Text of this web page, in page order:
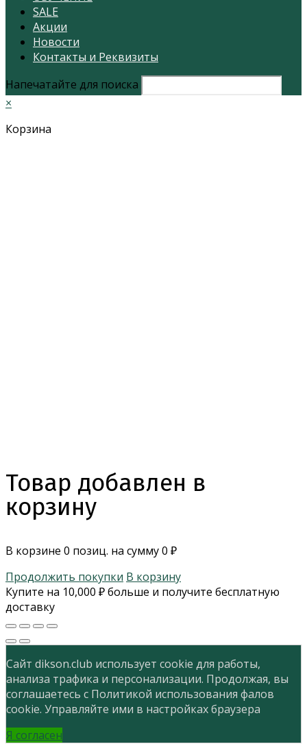
SALE
Акции
Новости
Контакты и Реквизиты
Напечатайте для поиска
×
Корзина
Товар добавлен в
корзину
В корзине 0 позиц. на сумму0 ₽
Продолжить покупки В корзину
Купите на 10,000 ₽больше и получите бесплатную
доставку
Сайт dikson.club использует cookie для работы,
анализа трафика и персонализации. Продолжая, вы
соглашаетесь с Политикой использования фалов
cookie. Управляйте ими в настройках браузера
Я согласен